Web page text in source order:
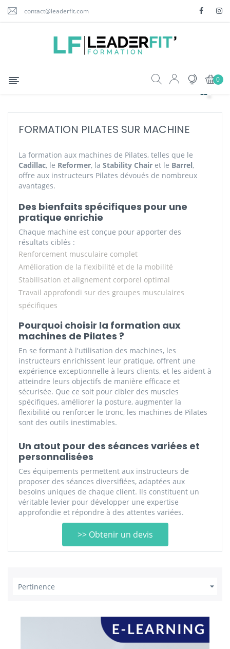
contact@leaderfit.com
Basculer
☰ 0
FORMATION PILATES SUR MACHINE
La formation aux machines de Pilates, telles que le
Cadillac, le Reformer, la Stability Chair et le Barrel,
offre aux instructeurs Pilates dévoués de nombreux
avantages.
Des bienfaits spécifiques pour une
pratique enrichie
Chaque machine est conçue pour apporter des
résultats ciblés :
Renforcement musculaire complet
Amélioration de la flexibilité et de la mobilité
Stabilisation et alignement corporel optimal
Travail approfondi sur des groupes musculaires
spécifiques
Pourquoi choisir la formation aux
machines de Pilates ?
En se formant à l'utilisation des machines, les
instructeurs enrichissent leur pratique, offrent une
expérience exceptionnelle à leurs clients, et les aident à
atteindre leurs objectifs de manière efficace et
sécurisée. Que ce soit pour cibler des muscles
spécifiques, améliorer la posture, augmenter la
flexibilité ou renforcer le tronc, les machines de Pilates
sont des outils inestimables.
Un atout pour des séances variées et
personnalisées
Ces équipements permettent aux instructeurs de
proposer des séances diversifiées, adaptées aux
besoins uniques de chaque client. Ils constituent un
véritable levier pour développer une expertise
approfondie et répondre à des attentes variées.
>> Obtenir un devis
Pertinence 